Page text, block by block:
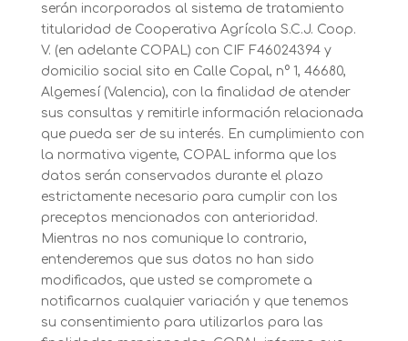
serán incorporados al sistema de tratamiento
titularidad de Cooperativa Agrícola S.C.J. Coop.
V. (en adelante COPAL) con CIF F46024394 y
domicilio social sito en Calle Copal, n° 1, 46680,
Algemesí (Valencia), con la finalidad de atender
sus consultas y remitirle información relacionada
que pueda ser de su interés. En cumplimiento con
la normativa vigente, COPAL informa que los
datos serán conservados durante el plazo
estrictamente necesario para cumplir con los
preceptos mencionados con anterioridad.
Mientras no nos comunique lo contrario,
entenderemos que sus datos no han sido
modificados, que usted se compromete a
notificarnos cualquier variación y que tenemos
su consentimiento para utilizarlos para las